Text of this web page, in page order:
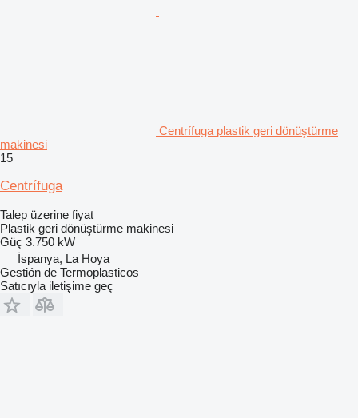
Centrífuga plastik geri dönüştürme
makinesi
15
Centrífuga
Talep üzerine fiyat
Plastik geri dönüştürme makinesi
Güç 3.750 kW
İspanya, La Hoya
Gestión de Termoplasticos
Satıcıyla iletişime geç